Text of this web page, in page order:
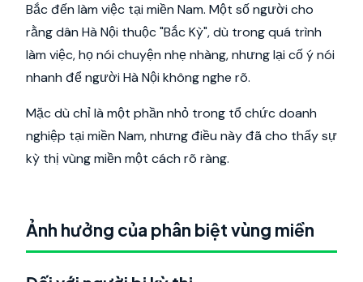
Bắc đến làm việc tại miền Nam. Một số người cho
rằng dân Hà Nội thuộc "Bắc Kỳ", dù trong quá trình
làm việc, họ nói chuyện nhẹ nhàng, nhưng lại cố ý nói
nhanh để người Hà Nội không nghe rõ.
Mặc dù chỉ là một phần nhỏ trong tổ chức doanh
nghiệp tại miền Nam, nhưng điều này đã cho thấy sự
kỳ thị vùng miền một cách rõ ràng.
Ảnh hưởng của phân biệt vùng miền